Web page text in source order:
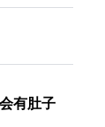
有肚子